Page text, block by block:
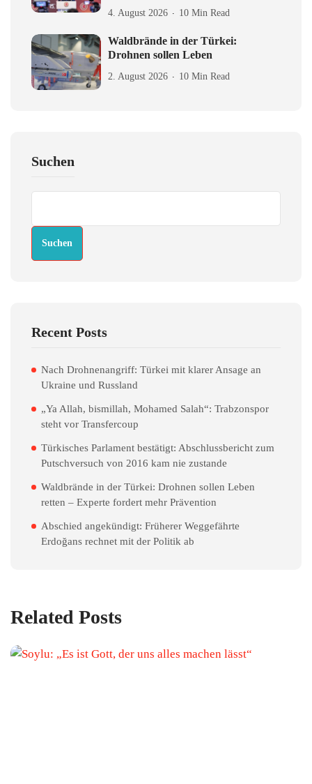
4. August 2026 10 Min Read
Waldbrände in der Türkei:
Drohnen sollen Leben
2. August 2026 10 Min Read
Suchen
Suchen
Recent Posts
Nach Drohnenangriff: Türkei mit klarer Ansage an
Ukraine und Russland
„Ya Allah, bismillah, Mohamed Salah“: Trabzonspor
steht vor Transfercoup
Türkisches Parlament bestätigt: Abschlussbericht zum
Putschversuch von 2016 kam nie zustande
Waldbrände in der Türkei: Drohnen sollen Leben
retten – Experte fordert mehr Prävention
Abschied angekündigt: Früherer Weggefährte
Erdoğans rechnet mit der Politik ab
Related Posts